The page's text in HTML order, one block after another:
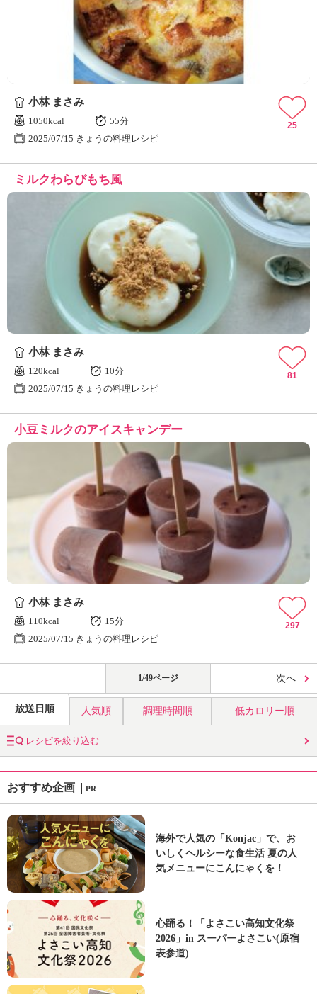
小林 まさみ
1050kcal
55分
2025/07/15 きょうの料理レシピ
25
ミルクわらびもち風
小林 まさみ
120kcal
10分
2025/07/15 きょうの料理レシピ
81
小豆ミルクのアイスキャンデー
小林 まさみ
110kcal
15分
2025/07/15 きょうの料理レシピ
297
1/49ページ 次へ
放送日順 人気順 調理時間順 低カロリー順
レシピを絞り込む
おすすめ企画 PR
海外で人気の「Konjac」で、お
いしくヘルシーな食生活 夏の人
気メニューにこんにゃくを！
心踊る！「よさこい高知文化祭
2026」in スーパーよさこい(原宿
表参道)